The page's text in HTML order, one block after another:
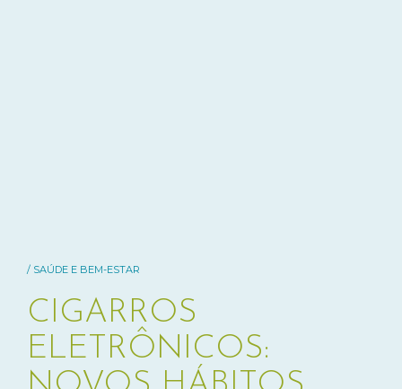
/ SAÚDE E BEM-ESTAR
CIGARROS
ELETRÔNICOS: